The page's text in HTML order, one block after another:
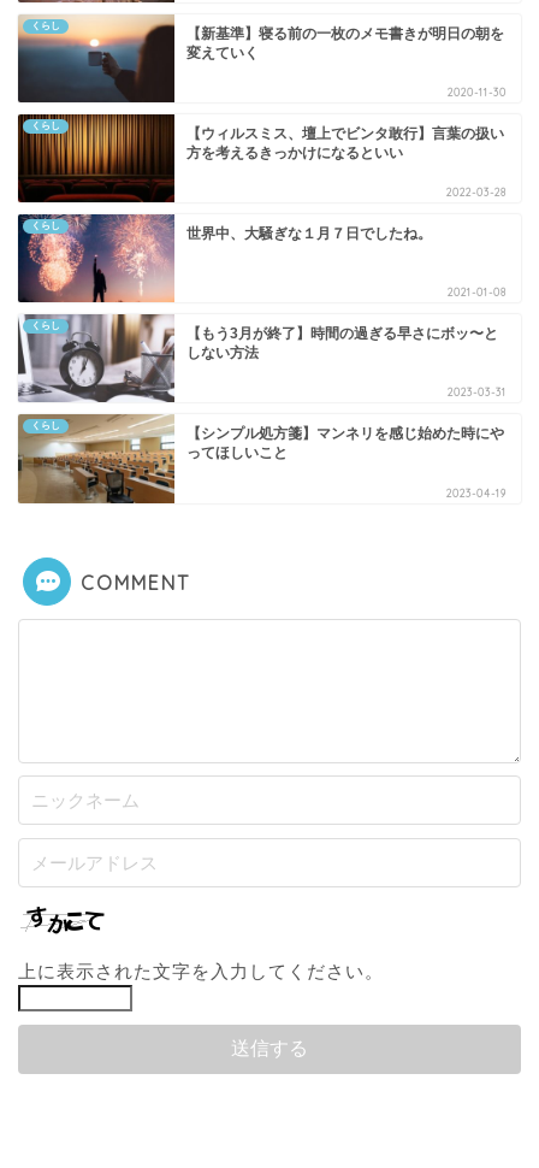
くらし
【新基準】寝る前の一枚のメモ書きが明日の朝を
変えていく
2020-11-30
くらし
【ウィルスミス、壇上でビンタ敢行】言葉の扱い
方を考えるきっかけになるといい
2022-03-28
くらし 世界中、大騒ぎな１月７日でしたね。
2021-01-08
くらし
【もう3月が終了】時間の過ぎる早さにボッ〜と
しない方法
2023-03-31
くらし
【シンプル処方箋】マンネリを感じ始めた時にや
ってほしいこと
2023-04-19
COMMENT
上に表示された文字を入力してください。